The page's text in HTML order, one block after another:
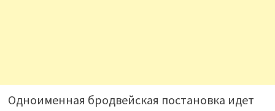
Одноименная бродвейская постановка идет